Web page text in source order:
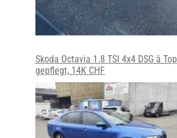
Skoda Octavia 1.8 TSI 4x4 DSG â Top
gepflegt, 14K CHF